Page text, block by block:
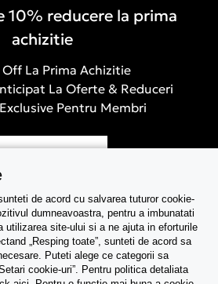
10% reducere la prima
achizitie
La Prima Achizitie
La Oferte & Reduceri
Pentru Membri
de acord cu salvarea tuturor cookie-
dumneavoastra, pentru a imbunatati
utilizarea site-ului si a ne ajuta in eforturile
„Resping toate”, sunteti de acord sa
Puteti alege ce categorii sa
cookie-uri”. Pentru politica detaliata